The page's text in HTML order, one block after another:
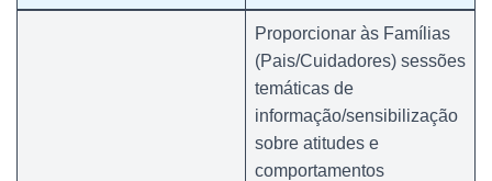
Proporcionar às Famílias
(Pais/Cuidadores) sessões
temáticas de
informação/sensibilização
sobre atitudes e
comportamentos